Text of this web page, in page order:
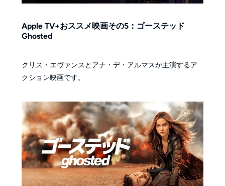
Apple TV+おススメ映画その5：ゴーステッド
Ghosted
クリス・エヴァンスとアナ・デ・アルマスが主演するア
クション映画です。